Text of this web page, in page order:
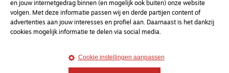
uw e-mailadres
en jouw internetgedrag binnen (en mogelijk ook buiten) onze website
volgen. Met deze informatie passen wij en derde partijen content of
advertenties aan jouw interesses en profiel aan. Daarnaast is het dankzij
cookies mogelijk informatie te delen via social media.
Cookie instellingen aanpassen